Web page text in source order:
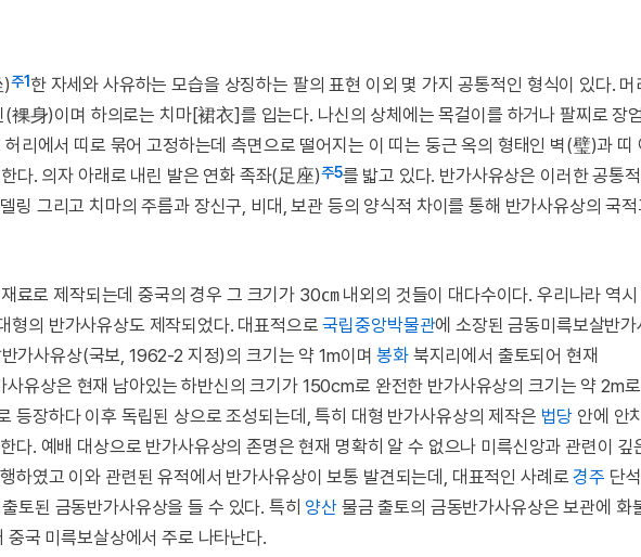
)주1 한 자세와 사유하는 모습을 상징하는 팔의 표현 이외 몇 가지 공통적인 형식이 있다.
裸身)이며 하의로는 치마[裙衣]를 입는다. 나신의 상체에는 목걸이를 하거나 팔찌로 장
리에서 띠로 묶어 고정하는데 측면으로 떨어지는 이 띠는 둥근 옥의 형태인 벽(璧)과 띠
다. 의자 아래로 내린 발은 연화 족좌(足座)주5를 밟고 있다. 반가사유상은 이러한 공통
링 그리고 치마의 주름과 장신구, 비대, 보관 등의 양식적 차이를 통해 반가사유상의 국
료로 제작되는데 중국의 경우 그 크기가 30㎝ 내외의 것들이 대다수이다. 우리나라 역
형의 반가사유상도 제작되었다. 대표적으로국립중앙박물관에 소장된 금동미륵보살반
가사유상(국보, 1962-2 지정)의 크기는 약 1m이며봉화북지리에서 출토되어 현재
사유상은 현재 남아있는 하반신의 크기가 150cm로 완전한 반가사유상의 크기는 약 2m
등장하다 이후 독립된 상으로 조성되는데, 특히 대형 반가사유상의 제작은 법당 안에 안
다. 예배 대상으로 반가사유상의 존명은 현재 명확히 알 수 없으나 미륵신앙과 관련이 깊
하였고 이와 관련된 유적에서 반가사유상이 보통 발견되는데, 대표적인 사례로경주 단
토된 금동반가사유상을 들 수 있다. 특히 양산 물금 출토의 금동반가사유상은 보관에
국 미륵보살상에서 주로 나타난다.